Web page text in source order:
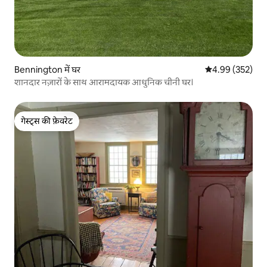
Bennington में घर औसत रेटिंग 5 में से
4.99 (352)
शानदार नज़ारों के साथ आरामदायक आधुनिक चीनी घर।
गेस्ट्स की फ़ेवरेट
गेस्ट्स की फ़ेवरेट